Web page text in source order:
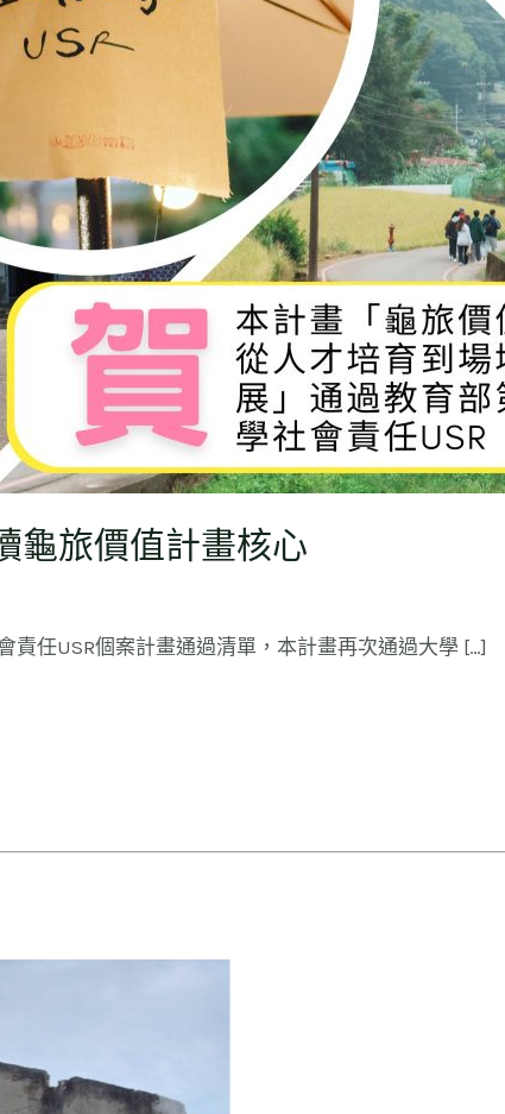
龜旅價值計畫核心
責任USR個案計畫通過清單，本計畫再次通過大學 […]